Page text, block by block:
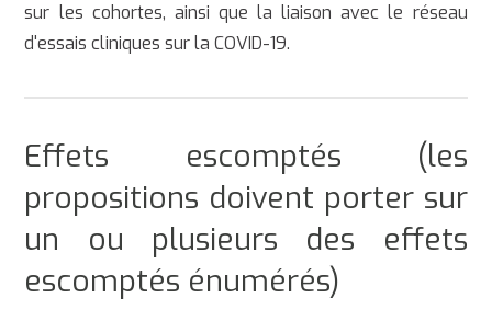
sur les cohortes, ainsi que la liaison avec le réseau
d'essais cliniques sur la COVID-19.
Effets escomptés (les
propositions doivent porter sur
un ou plusieurs des effets
escomptés énumérés)